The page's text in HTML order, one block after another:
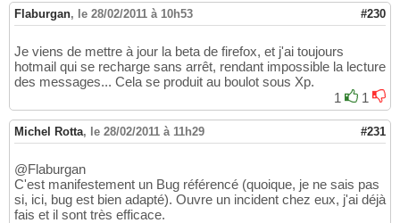
Flaburgan, le 28/02/2011 à 10h53 #230
Je viens de mettre à jour la beta de firefox, et j'ai toujours
hotmail qui se recharge sans arrêt, rendant impossible la lecture
des messages... Cela se produit au boulot sous Xp.
1
1
Michel Rotta, le 28/02/2011 à 11h29 #231
@Flaburgan
C'est manifestement un Bug référencé (quoique, je ne sais pas
si, ici, bug est bien adapté). Ouvre un incident chez eux, j'ai déjà
fais et il sont très efficace.